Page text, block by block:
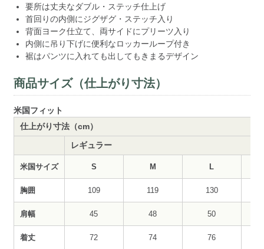
要所は丈夫なダブル・ステッチ仕上げ
首回りの内側にジグザグ・ステッチ入り
背面ヨーク仕立て、両サイドにプリーツ入り
内側に吊り下げに便利なロッカーループ付き
裾はパンツに入れても出してもきまるデザイン
商品サイズ（仕上がり寸法）
米国フィット
仕上がり寸法（cm）
レギュラー
米国サイズ S M L
胸囲 109 119 130
肩幅 45 48 50
着丈 72 74 76